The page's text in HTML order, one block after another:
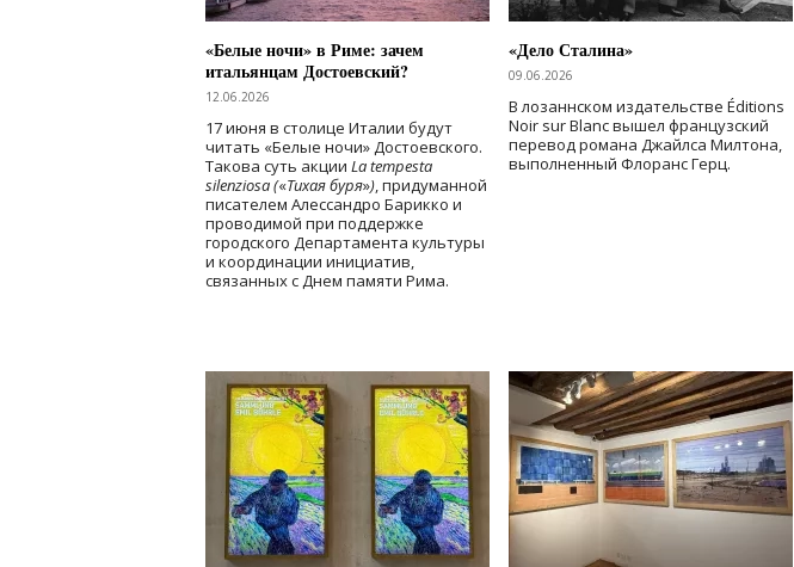
«Белые ночи» в Риме: зачем
итальянцам Достоевский?
12.06.2026
17 июня в столице Италии будут
читать «Белые ночи» Достоевского.
Такова суть акции La tempesta
silenziosa («Тихая буря»), придуманной
писателем Алессандро Барикко и
проводимой при поддержке
городского Департамента культуры
и координации инициатив,
связанных с Днем памяти Рима.
«Дело Сталина»
09.06.2026
В лозаннском издательстве Éditions
Noir sur Blanc вышел французский
перевод романа Джайлса Милтона,
выполненный Флоранс Герц.